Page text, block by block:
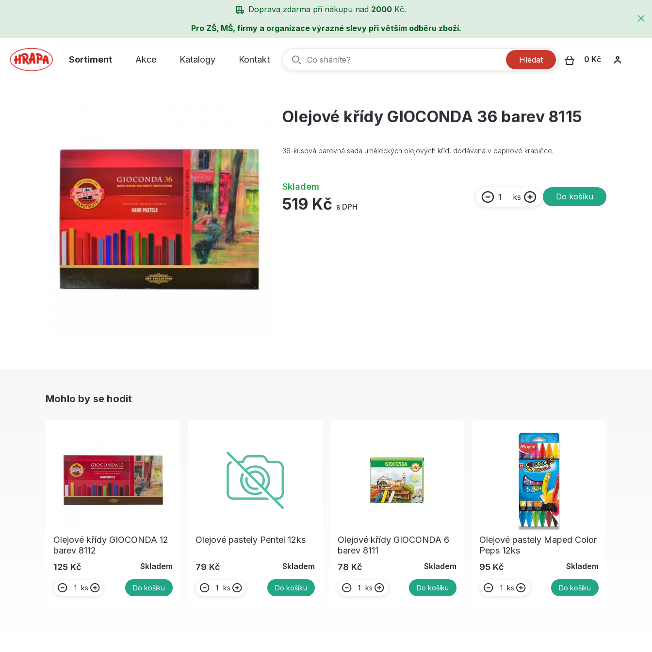
Doprava zdarma při nákupu nad 2000 Kč.
Pro ZŠ, MŠ, firmy a organizace výrazné slevy při větším odběru zboží.
Sortiment Akce Katalogy Kontakt Hledat 0 Kč
Olejové křídy GIOCONDA 36 barev 8115
36-kusová barevná sada uměleckých olejových kříd, dodávaná v papírové krabičce.
Skladem
519 Kč s DPH
ks Do košíku
Mohlo by se hodit
Olejové křídy GIOCONDA 12
barev 8112
125 Kč
Skladem
ks Do košíku
Olejové pastely Pentel 12ks
79 Kč Skladem
ks Do košíku
Olejové křídy GIOCONDA 6
barev 8111
78 Kč
Skladem
ks Do košíku
Olejové pastely Maped Color
Peps 12ks
95 Kč
Skladem
ks Do košíku